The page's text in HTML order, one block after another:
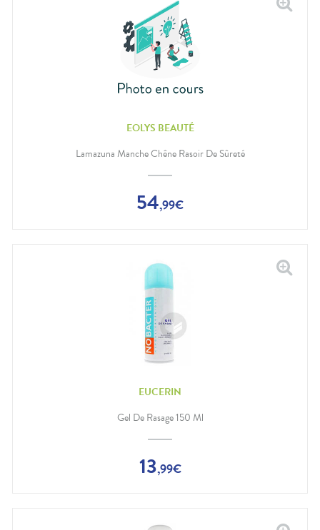
EOLYS BEAUTÉ
Lamazuna Manche Chêne Rasoir De Sûreté
54,99€
EUCERIN
Gel De Rasage 150 Ml
13,99€